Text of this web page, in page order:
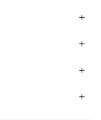



